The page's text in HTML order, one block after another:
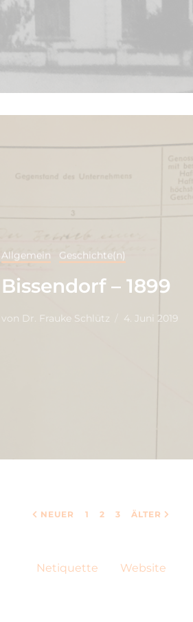
Allgemein Geschichte(n)
Bissendorf – 1899
von Dr. Frauke Schlütz 4. Juni 2019
NEUER 1 2 3 ÄLTER
Netiquette Website